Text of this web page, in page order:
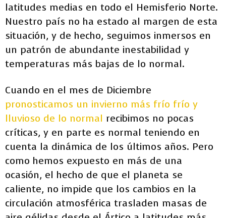
latitudes medias en todo el Hemisferio Norte.
Nuestro país no ha estado al margen de esta
situación, y de hecho, seguimos inmersos en
un patrón de abundante inestabilidad y
temperaturas más bajas de lo normal.
Cuando en el mes de Diciembre
pronosticamos un invierno más frío frío y
lluvioso de lo normal recibimos no pocas
críticas, y en parte es normal teniendo en
cuenta la dinámica de los últimos años. Pero
como hemos expuesto en más de una
ocasión, el hecho de que el planeta se
caliente, no impide que los cambios en la
circulación atmosférica trasladen masas de